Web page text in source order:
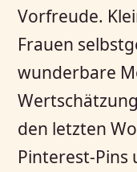
Vorfreude.
Frauen
wunderbare
den letzten
Pinterest-Pins